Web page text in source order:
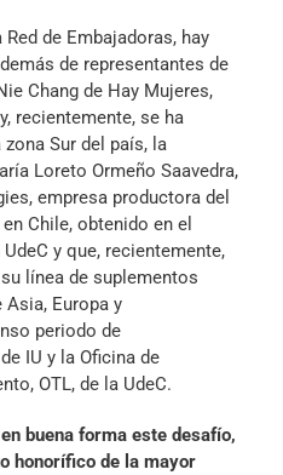
de Embajadoras, hay
de representantes de
Chang de Hay Mujeres,
recientemente, se ha
Sur del país, la
Loreto Ormeño Saavedra,
empresa productora del
Chile, obtenido en el
y que, recientemente,
línea de suplementos
Europa y
periodo de
IU y la Oficina de
OTL, de la UdeC.
buena forma este desafío,
honorífico de la mayor